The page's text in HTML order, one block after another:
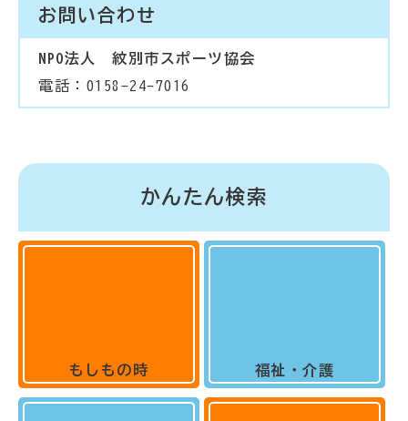
お問い合わせ
NPO法人 紋別市スポーツ協会
電話：0158-24-7016
かんたん検索
もしもの時 福祉・介護